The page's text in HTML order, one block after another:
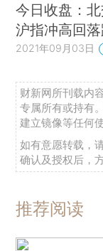
今日收盘：
沪指冲高回
2021年09月03日
财新网所刊载内
专属所有或持有
建立镜像等任何使
如有意愿转载，
确认及授权后，
推荐阅读